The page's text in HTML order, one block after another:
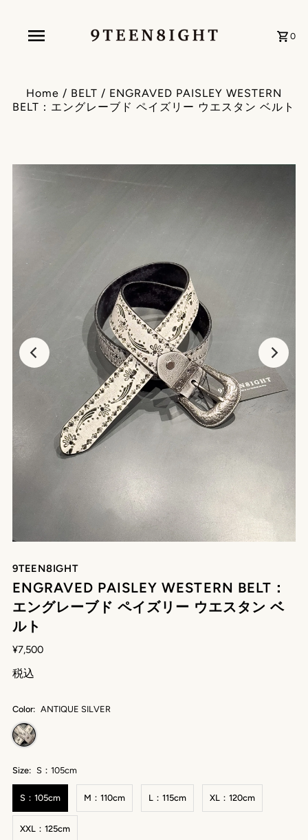
0
Home / BELT / ENGRAVED PAISLEY WESTERN
BELT：エングレーブド ペイズリー ウエスタン ベルト
9TEEN8IGHT
ENGRAVED PAISLEY WESTERN BELT：
エングレーブド ペイズリー ウエスタン ベ
ルト
¥7,500
税込
Color: ANTIQUE SILVER
Size: S：105cm
S：105cm M：110cm L：115cm XL：120cm
XXL：125cm